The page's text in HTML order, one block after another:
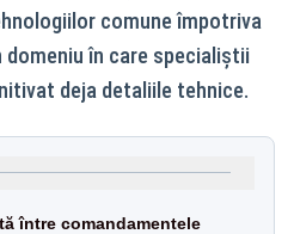
comune împotriva
în care specialiștii
deja detaliile tehnice.
între comandamentele